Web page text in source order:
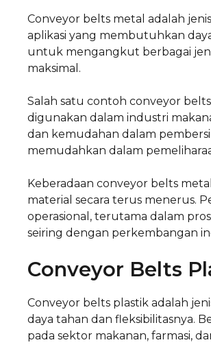
Conveyor belts metal adalah
aplikasi yang membutuhkan
untuk mengangkut berbagai
maksimal.
Salah satu contoh conveyor
digunakan dalam industri
dan kemudahan dalam
memudahkan dalam
Keberadaan conveyor belts
material secara terus menerus.
operasional, terutama dalam
seiring dengan perkembangan
Conveyor Belts
Conveyor belts plastik adalah
daya tahan dan fleksibilitasnya.
pada sektor makanan, farmasi,